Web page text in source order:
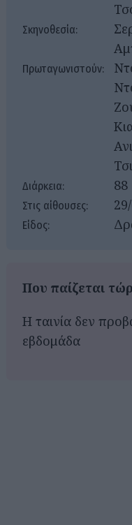
Σκηνοθεσία:
Πρωταγωνιστούν:
Διάρκεια: 88
Στις αίθουσες:
Είδος:
Που παίζεται
Η ταινία δεν
εβδομάδα